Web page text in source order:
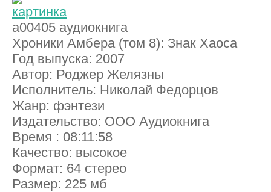
a00405 аудиокнига
Хроники Амбера (том 8): Знак Хаоса
Год выпуска: 2007
Автор: Роджер Желязны
Исполнитель: Николай Федорцов
Жанр: фэнтези
Издательство: ООО Аудиокнига
Время : 08:11:58
Качество: высокое
Формат: 64 стерео
Размер: 225 мб